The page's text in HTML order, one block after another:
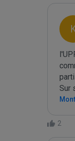
Sur
2